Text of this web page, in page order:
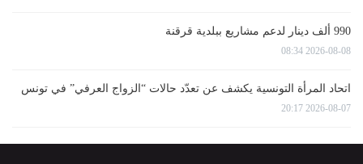
990 ألف دينار لدعم مشاريع ببلدية قرقنة
2026-08-08 08:34
اتحاد المرأة التونسية يكشف عن تعدّد حالات “الزواج العرفي” في تونس
2026-08-07 20:17